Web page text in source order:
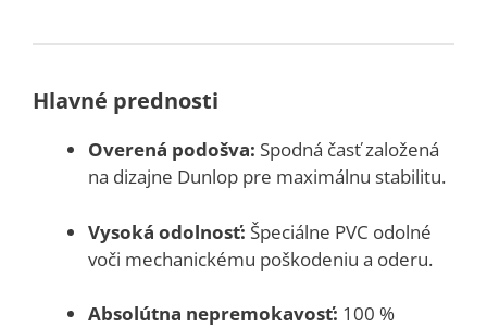
Hlavné prednosti
Overená podošva: Spodná časť založená
na dizajne Dunlop pre maximálnu stabilitu.
Vysoká odolnosť: Špeciálne PVC odolné
voči mechanickému poškodeniu a oderu.
Absolútna nepremokavosť: 100 %